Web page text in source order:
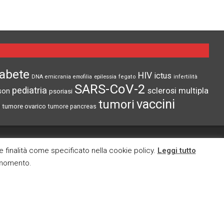
DNA emicrania emofilia epilessia fegato HIV ictus infertilità
pediatria psoriasi SARS-CoV-2 sclerosi multipla
tumore ovarico tumore pancreas tumorivaccini
CI TROVI ANCHE SU
finalità come specificato nella cookie policy. Leggi tutto